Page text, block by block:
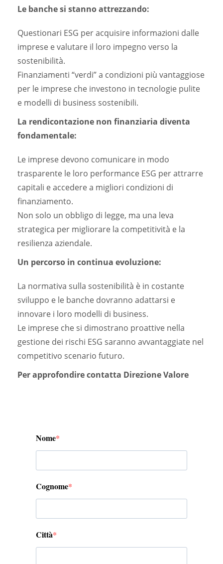
Le banche si stanno attrezzando:
Questionari ESG per acquisire informazioni dalle
imprese e valutare il loro impegno verso la
sostenibilità.
Finanziamenti “verdi” a condizioni più vantaggiose
per le imprese che investono in tecnologie pulite
e modelli di business sostenibili.
La rendicontazione non finanziaria diventa
fondamentale:
Le imprese devono comunicare in modo
trasparente le loro performance ESG per attrarre
capitali e accedere a migliori condizioni di
finanziamento.
Non solo un obbligo di legge, ma una leva
strategica per migliorare la competitività e la
resilienza aziendale.
Un percorso in continua evoluzione:
La normativa sulla sostenibilità è in costante
sviluppo e le banche dovranno adattarsi e
innovare i loro modelli di business.
Le imprese che si dimostrano proattive nella
gestione dei rischi ESG saranno avvantaggiate nel
competitivo scenario futuro.
Per approfondire contatta Direzione Valore